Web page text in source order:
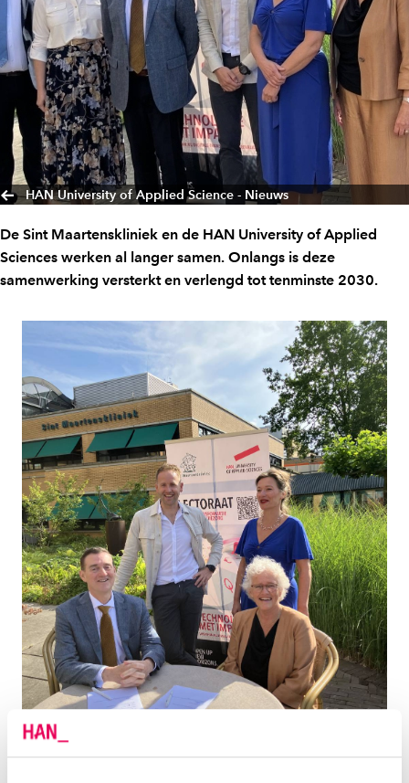
HAN University of Applied Science - Nieuws
De Sint Maartenskliniek en de HAN University of Applied
Sciences werken al langer samen. Onlangs is deze
samenwerking versterkt en verlengd tot tenminste 2030.